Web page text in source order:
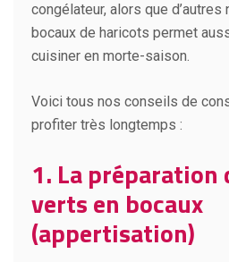
congélateur, alors que d’autres
bocaux de haricots permet
cuisiner en morte-saison.
Voici tous nos conseils de
profiter très longtemps :
1. La préparation
verts en bocaux
(appertisation)